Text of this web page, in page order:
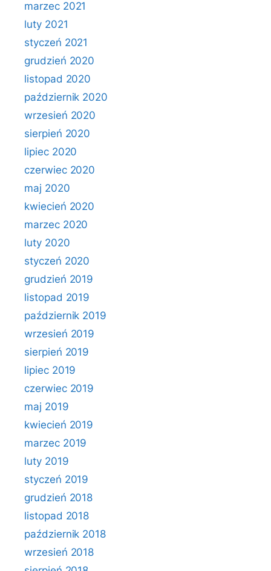
marzec 2021
luty 2021
styczeń 2021
grudzień 2020
listopad 2020
październik 2020
wrzesień 2020
sierpień 2020
lipiec 2020
czerwiec 2020
maj 2020
kwiecień 2020
marzec 2020
luty 2020
styczeń 2020
grudzień 2019
listopad 2019
październik 2019
wrzesień 2019
sierpień 2019
lipiec 2019
czerwiec 2019
maj 2019
kwiecień 2019
marzec 2019
luty 2019
styczeń 2019
grudzień 2018
listopad 2018
październik 2018
wrzesień 2018